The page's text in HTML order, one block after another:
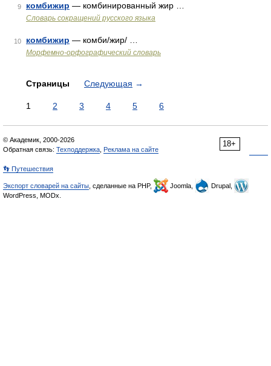
9 комбижир — комбинированный жир …
Словарь сокращений русского языка
10 комбижир — комби/жир/ …
Морфемно-орфографический словарь
Страницы Следующая →
1 2 3 4 5 6
18+
© Академик, 2000-2026
Обратная связь: Техподдержка Реклама на сайте
👣 Путешествия
Экспорт словарей на сайты , сделанные на PHP, Joomla,
Drupal,
WordPress, MODx.